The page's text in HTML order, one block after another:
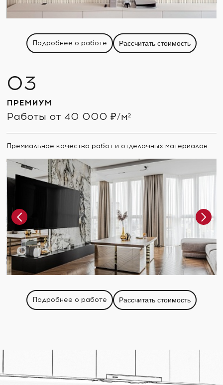
Подробнее о работе Рассчитать стоимость
ПРЕМИУМ
Работы от 40 000 ₽/м²
Премиальное качество работ и отделочных материалов
Подробнее о работе Рассчитать стоимость